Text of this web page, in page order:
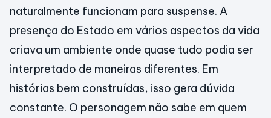
naturalmente funcionam para suspense. A
presença do Estado em vários aspectos da vida
criava um ambiente onde quase tudo podia ser
interpretado de maneiras diferentes. Em
histórias bem construídas, isso gera dúvida
constante. O personagem não sabe em quem